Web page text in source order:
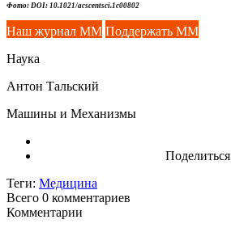
Фото: DOI: 10.1021/acscentsci.1c00802
Наш журнал ММ Поддержать ММ
Наука
Антон Тальский
Машины и Механизмы
Поделиться
Теги: Медицина
Всего 0 комментариев
Комментарии